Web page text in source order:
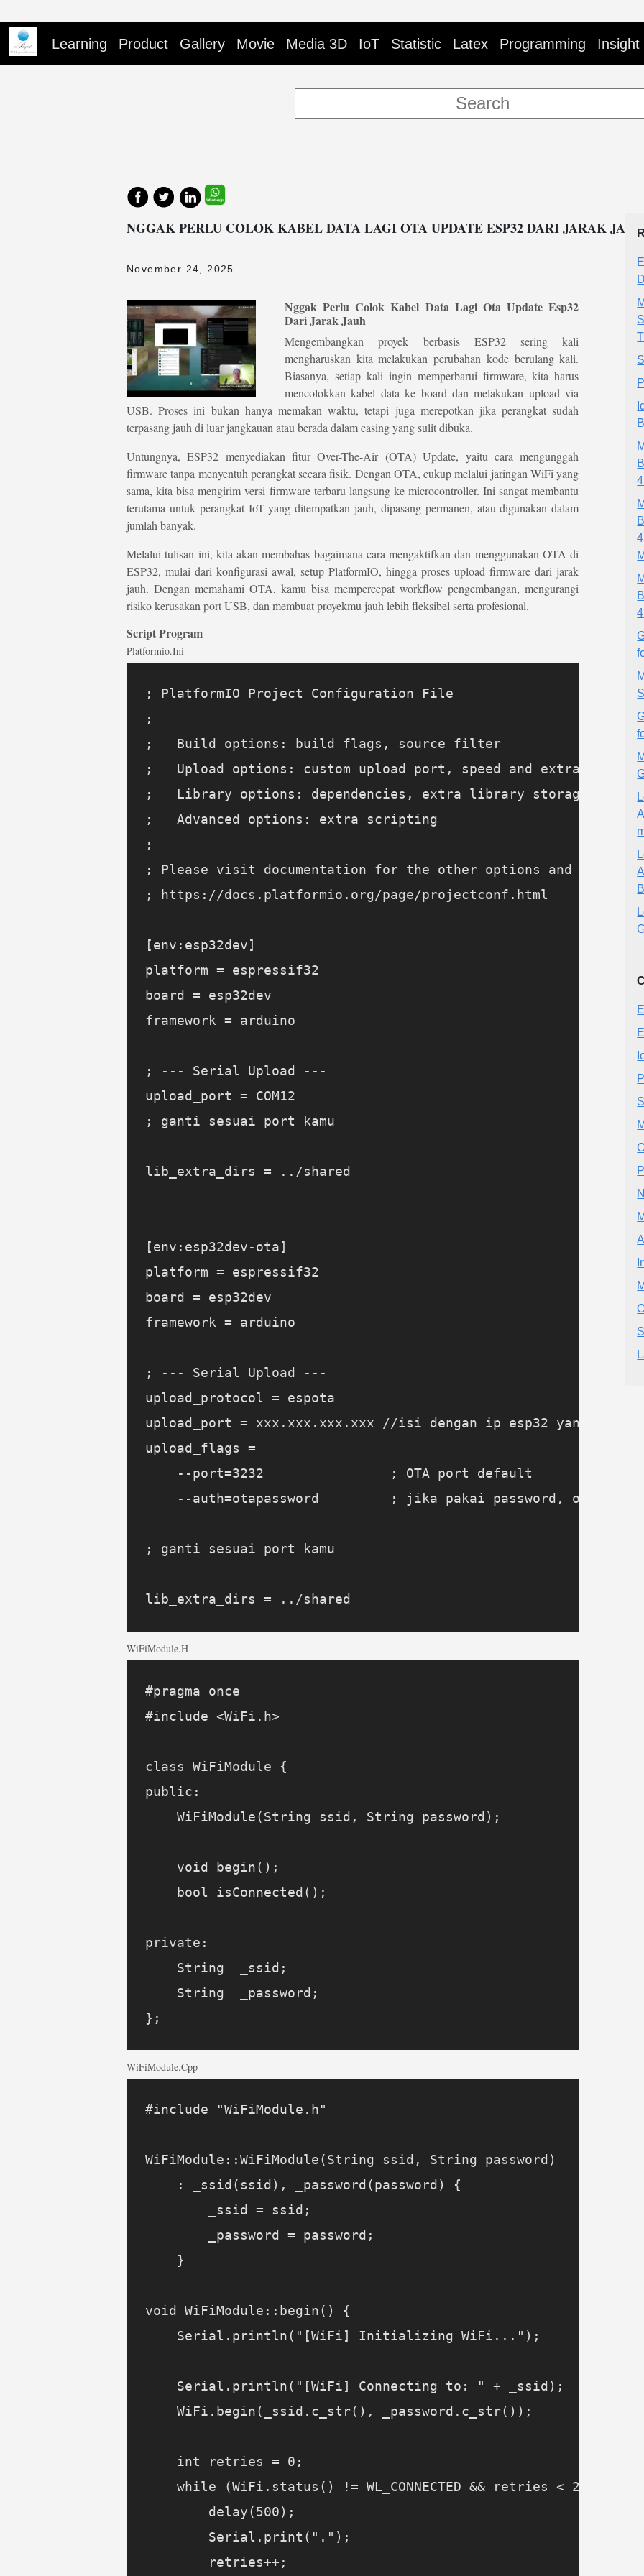
Learning Product Gallery Movie Media 3D IoT Statistic Latex Programming Insight
NGGAK PERLU COLOK KABEL DATA LAGI OTA UPDATE ESP32 DARI JARAK JAUH
November 24, 2025
Nggak Perlu Colok Kabel Data Lagi Ota Update Esp32
Dari Jarak Jauh
Mengembangkan proyek berbasis ESP32 sering kali
mengharuskan kita melakukan perubahan kode berulang kali.
Biasanya, setiap kali ingin memperbarui firmware, kita harus
mencolokkan kabel data ke board dan melakukan upload via
USB. Proses ini bukan hanya memakan waktu, tetapi juga merepotkan jika perangkat sudah
terpasang jauh di luar jangkauan atau berada dalam casing yang sulit dibuka.
Untungnya, ESP32 menyediakan fitur Over-The-Air (OTA) Update, yaitu cara mengunggah
firmware tanpa menyentuh perangkat secara fisik. Dengan OTA, cukup melalui jaringan WiFi yang
sama, kita bisa mengirim versi firmware terbaru langsung ke microcontroller. Ini sangat membantu
terutama untuk perangkat IoT yang ditempatkan jauh, dipasang permanen, atau digunakan dalam
jumlah banyak.
Melalui tulisan ini, kita akan membahas bagaimana cara mengaktifkan dan menggunakan OTA di
ESP32, mulai dari konfigurasi awal, setup PlatformIO, hingga proses upload firmware dari jarak
jauh. Dengan memahami OTA, kamu bisa mempercepat workflow pengembangan, mengurangi
risiko kerusakan port USB, dan membuat proyekmu jauh lebih fleksibel serta profesional.
Script Program
Platformio.ini
; PlatformIO Project Configuration File
;
;   Build options: build flags, source filter
;   Upload options: custom upload port, speed and extra flags
;   Library options: dependencies, extra library storages
;   Advanced options: extra scripting
;
; Please visit documentation for the other options and examples
; https://docs.platformio.org/page/projectconf.html
[env:esp32dev]
platform = espressif32
board = esp32dev
framework = arduino
; --- Serial Upload ---
upload_port = COM12
; ganti sesuai port kamu
lib_extra_dirs = ../shared
[env:esp32dev-ota]
platform = espressif32
board = esp32dev
framework = arduino
; --- Serial Upload ---
upload_protocol = espota
upload_port = xxx.xxx.xxx.xxx //isi dengan ip esp32 yang
upload_flags =
    --port=3232                ; OTA port default
    --auth=otapassword         ; jika pakai password, optional
; ganti sesuai port kamu
WiFiModule.h
#pragma once
#include <WiFi.h>
class WiFiModule {
public:
    WiFiModule(String ssid, String password);
    void begin();
    bool isConnected();
private:
    String  _ssid;
    String  _password;
WiFiModule.cpp
#include "WiFiModule.h"
WiFiModule::WiFiModule(String ssid, String password)
    : _ssid(ssid), _password(password) {
        _ssid = ssid;
        _password = password;
    }
void WiFiModule::begin() {
    Serial.println("[WiFi] Initializing WiFi...");
    Serial.println("[WiFi] Connecting to: " + _ssid);
    WiFi.begin(_ssid.c_str(), _password.c_str());
    int retries = 0;
    while (WiFi.status() != WL_CONNECTED && retries < 20) {
        delay(500);
        Serial.print(".");
        retries++;